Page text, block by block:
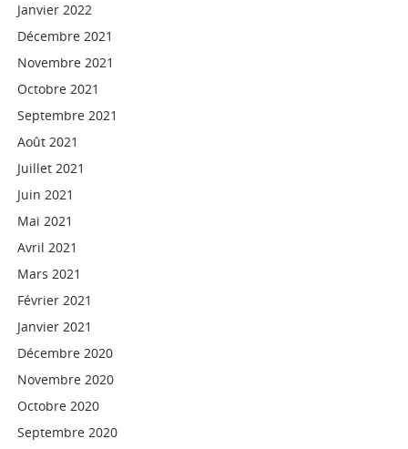
Janvier 2022
Décembre 2021
Novembre 2021
Octobre 2021
Septembre 2021
Août 2021
Juillet 2021
Juin 2021
Mai 2021
Avril 2021
Mars 2021
Février 2021
Janvier 2021
Décembre 2020
Novembre 2020
Octobre 2020
Septembre 2020